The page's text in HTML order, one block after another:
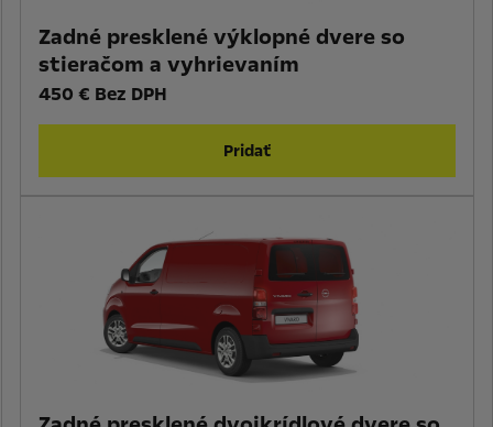
Zadné presklené výklopné dvere so
stieračom a vyhrievaním
450 € Bez DPH
Pridať